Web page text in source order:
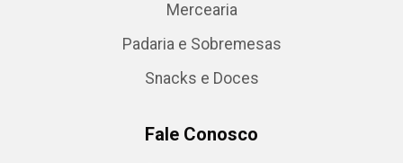
Mercearia
Padaria e Sobremesas
Snacks e Doces
Fale Conosco